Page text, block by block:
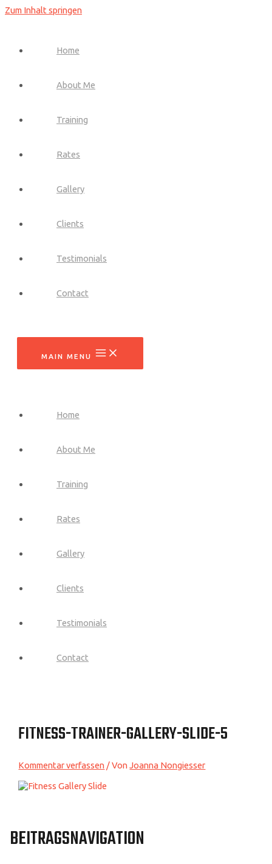
Zum Inhalt springen
Home
About Me
Training
Rates
Gallery
Clients
Testimonials
Contact
MAIN MENU
Home
About Me
Training
Rates
Gallery
Clients
Testimonials
Contact
FITNESS-TRAINER-GALLERY-SLIDE-5
Kommentar verfassen / VonJoanna Nongiesser
BEITRAGSNAVIGATION